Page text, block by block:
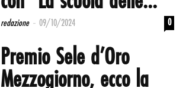
redazione - 09/10/2024 0
Premio Sele d’Oro
Mezzogiorno, ecco la